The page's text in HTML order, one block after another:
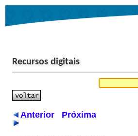
Recursos digitais
Anterior Próxima